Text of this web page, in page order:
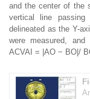
and the center of the
vertical line
delineated as the Y-
were measured,
ACVAI = |AO − BO|/